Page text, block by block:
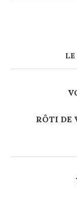
LE
RÔTI DE